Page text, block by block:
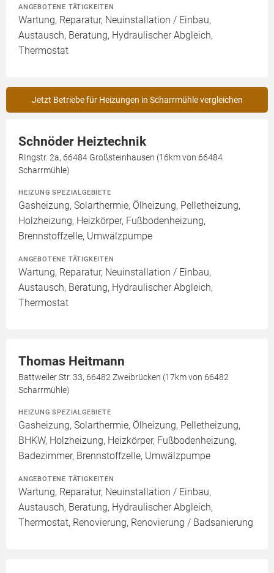
ANGEBOTENE TÄTIGKEITEN
Wartung, Reparatur, Neuinstallation / Einbau,
Austausch, Beratung, Hydraulischer Abgleich,
Thermostat
Jetzt Betriebe für Heizungen in Scharrmühle vergleichen
Schnöder Heiztechnik
RIngstr. 2a, 66484 Großsteinhausen (16km von 66484
Scharrmühle)
HEIZUNG SPEZIALGEBIETE
Gasheizung, Solarthermie, Ölheizung, Pelletheizung,
Holzheizung, Heizkörper, Fußbodenheizung,
Brennstoffzelle, Umwälzpumpe
ANGEBOTENE TÄTIGKEITEN
Wartung, Reparatur, Neuinstallation / Einbau,
Austausch, Beratung, Hydraulischer Abgleich,
Thermostat
Thomas Heitmann
Battweiler Str. 33, 66482 Zweibrücken (17km von 66482
Scharrmühle)
HEIZUNG SPEZIALGEBIETE
Gasheizung, Solarthermie, Ölheizung, Pelletheizung,
BHKW, Holzheizung, Heizkörper, Fußbodenheizung,
Badezimmer, Brennstoffzelle, Umwälzpumpe
ANGEBOTENE TÄTIGKEITEN
Wartung, Reparatur, Neuinstallation / Einbau,
Austausch, Beratung, Hydraulischer Abgleich,
Thermostat, Renovierung, Renovierung / Badsanierung